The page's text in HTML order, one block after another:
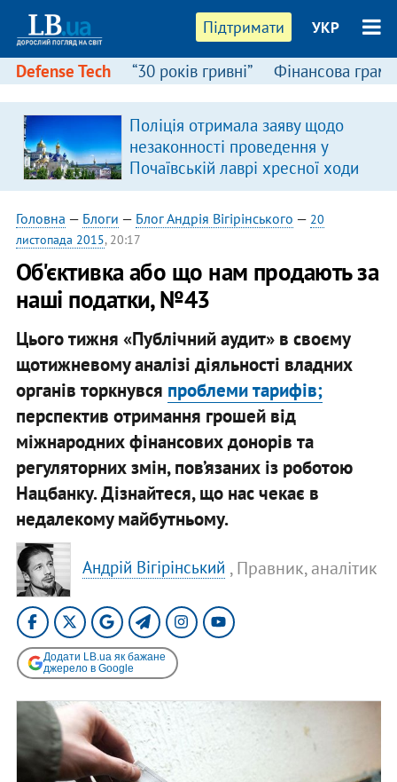
Підтримати УКР
Defense Tech “30 років гривні” Фінансова
Поліція отримала заяву щодо
незаконності проведення у
Почаївській лаврі хресної ходи
Головна — Блоги — Блог Андрія Вігірінського — 20
листопада 2015, 20:17
Об'єктивка або що нам продають за
наші податки, №43
Цього тижня «Публічний аудит» в своєму
щотижневому аналізі діяльності владних
органів торкнувся проблеми тарифів;
перспектив отримання грошей від
міжнародних фінансових донорів та
регуляторних змін, пов’язаних із роботою
Нацбанку. Дізнайтеся, що нас чекає в
недалекому майбутньому.
Андрій Вігірінський , Правник, аналітик
Додати LB.ua як бажане
джерело в Google